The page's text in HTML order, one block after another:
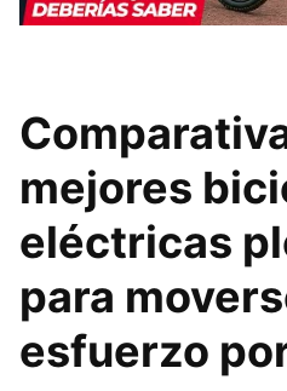
mejores
eléctricas
para
esfuerzo